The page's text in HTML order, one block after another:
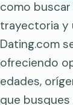
como buscar
trayectoria y
Dating.com
ofreciendo
edades,
que busques